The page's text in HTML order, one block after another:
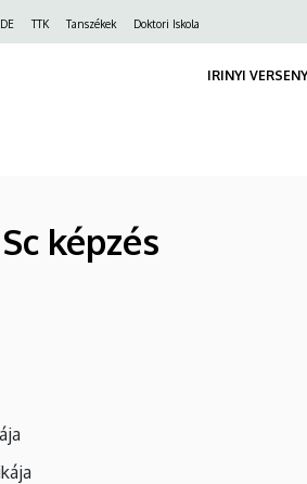
DE TTK Tanszékek Doktori Iskola
IRINYI VERSENY
képzés